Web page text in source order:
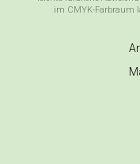
im CMYK-Farbraum